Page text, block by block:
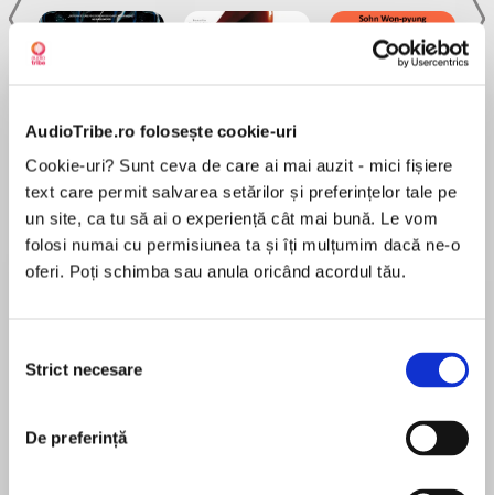
AudioTribe.ro folosește cookie-uri
Cookie-uri? Sunt ceva de care ai mai auzit - mici fișiere
text care permit salvarea setărilor și preferințelor tale pe
un site, ca tu să ai o experiență cât mai bună. Le vom
folosi numai cu permisiunea ta și îți mulțumim dacă ne-o
oferi. Poți schimba sau anula oricând acordul tău.
consimțământului
Strict necesare
De preferință
de...
Dani Francis
la...
Lauren Weisberger Sohn Won-pyung
„Dacă te-ai născut fără aripi, nu face nimic din